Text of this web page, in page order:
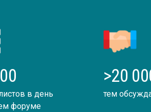
в день
форуме
>20
тем